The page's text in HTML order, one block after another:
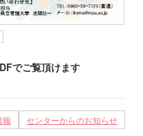
でご覧頂けます
報 センターからのお知らせ